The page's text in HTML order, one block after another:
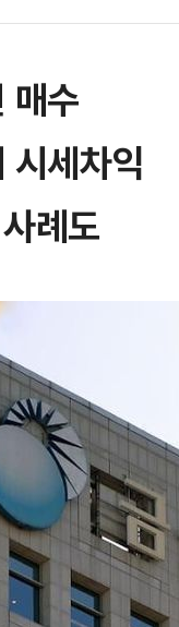
매수
세차익
례도